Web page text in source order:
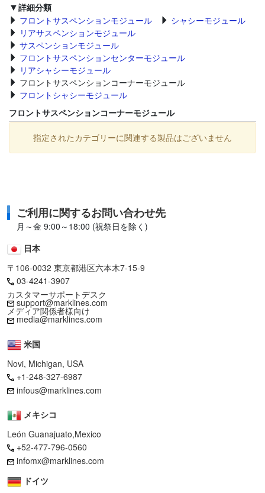
詳細分類
フロントサスペンションモジュール
シャシーモジュール
リアサスペンションモジュール
サスペンションモジュール
フロントサスペンションセンターモジュール
リアシャシーモジュール
フロントサスペンションコーナーモジュール
フロントシャシーモジュール
フロントサスペンションコーナーモジュール
指定されたカテゴリーに関連する製品はございません
ご利用に関するお問い合わせ先
月～金 9:00～18:00 (祝祭日を除く)
日本
〒106-0032 東京都港区六本木7-15-9
03-4241-3907
カスタマーサポートデスク
support@marklines.com
メディア関係者様向け
media@marklines.com
米国
Novi, Michigan, USA
+1-248-327-6987
infous@marklines.com
メキシコ
León Guanajuato,Mexico
+52-477-796-0560
infomx@marklines.com
ドイツ